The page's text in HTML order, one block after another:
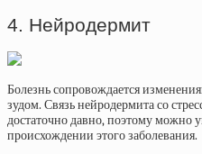
4. Нейродермит
Болезнь сопровождается
зудом. Связь нейродермита со
достаточно давно, поэтому можно
происхождении этого заболевания.